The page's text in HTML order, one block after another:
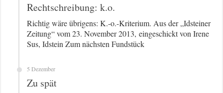
Rechtschreibung: k.o.
Richtig wäre übrigens: K.-o.-Kriterium. Aus der „Idsteiner
Zeitung“ vom 23. November 2013, eingeschickt von Irene
Sus, Idstein Zum nächsten Fundstück
5 Dezember
Zu spät